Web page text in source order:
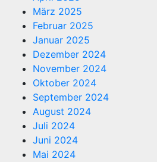
März 2025
Februar 2025
Januar 2025
Dezember 2024
November 2024
Oktober 2024
September 2024
August 2024
Juli 2024
Juni 2024
Mai 2024